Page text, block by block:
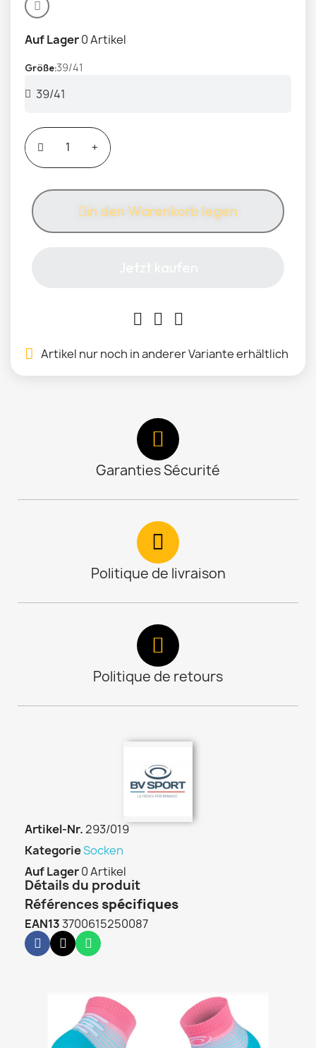
Auf Lager0 Artikel
Größe 39/41
in den Warenkorb legen
Artikel nur noch in anderer Variante erhältlich
Garanties Sécurité
Politique de livraison
Politique de retours
Artikel-Nr.293/019
KategorieSocken
Auf Lager0 Artikel
Détails du produit
Références spécifiques
EAN133700615250087